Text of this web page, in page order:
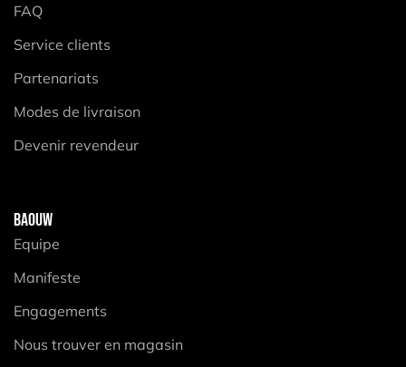
FAQ
Service clients
Partenariats
Modes de livraison
Devenir revendeur
BAOUW
Equipe
Manifeste
Engagements
Nous trouver en magasin